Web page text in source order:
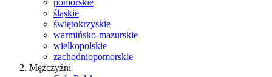
pomorskie
śląskie
świętokrzyskie
warmińsko-mazurskie
wielkopolskie
zachodniopomorskie
Mężczyźni